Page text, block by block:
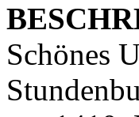
Schönes